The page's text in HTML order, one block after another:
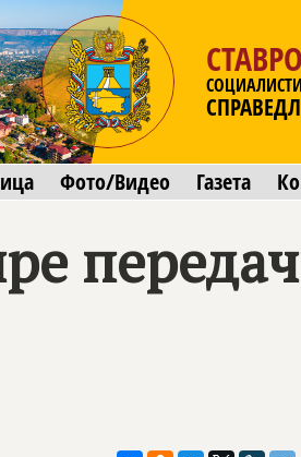
Фото/Видео Газета